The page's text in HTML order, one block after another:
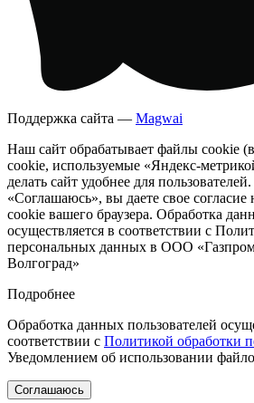
Поддержка сайта — Magwai
Наш сайт обрабатывает файлы cookie
cookie, используемые «Яндекс-
делать сайт удобнее для
«Соглашаюсь», вы даете свое согласие
cookie вашего браузера. Обработка
осуществляется в соответствии с
персональных данных в ООО «Газпром
Волгоград»
Подробнее
Обработка данных пользователей
соответствии с Политикой обработки
Уведомлением об использовании
Соглашаюсь